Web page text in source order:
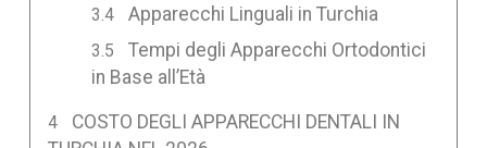
Apparecchi Linguali in Turchia
Tempi degli Apparecchi Ortodontici
in Base all’Età
COSTO DEGLI APPARECCHI DENTALI IN